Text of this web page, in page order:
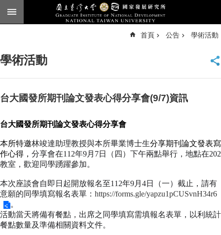
跳到主要內容區塊
臺
頁
公
告
本
所
簡
介
本
所
成
首頁 公告 學術活動
學術活動
台大國發所期刊論文發表心得分享會(9/7)資訊
台大國發所期刊論文發表心得分享會
本所特邀林竣達助理教授與本所畢業博士生分享期刊論文發表寫
作心得， 分享會在112年9月7日（四）下午兩點舉行，地點在202
教室， 歡迎同學踴躍參加。
本次座談會自即日起開放報名至112年9月4日（一）截止，請有
意願的同學填寫報名表單： https://forms.gle/yapzu1pCUSvnH34r6
。
活動當天將備有餐點，出席之同學填寫需填報名表單，以利統計
餐點數量及準備相關資料文件。